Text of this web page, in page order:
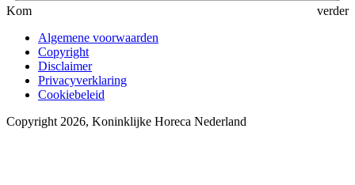
Kom verder
Algemene voorwaarden
Copyright
Disclaimer
Privacyverklaring
Cookiebeleid
Copyright 2026, Koninklijke Horeca Nederland